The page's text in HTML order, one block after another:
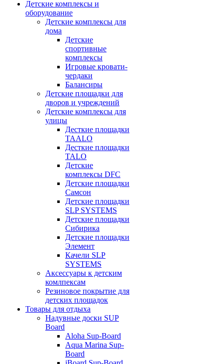
Детские комплексы и
оборудование
Детские комплексы для
дома
Детские
спортивные
комплексы
Игровые кровати-
чердаки
Балансиры
Детские площадки для
дворов и учреждений
Детские комплексы для
улицы
Десткие площадки
TAALO
Десткие площадки
TALO
Детские
комплексы DFC
Детские площадки
Самсон
Детские площадки
SLP SYSTEMS
Детские площадки
Сибирика
Детские площадки
Элемент
Качели SLP
SYSTEMS
Аксессуары к детским
комлпексам
Резиновое покрытие для
детских площадок
Товары для отдыха
Надувные доски SUP
Board
Aloha Sup-Board
Aqua Marina Sup-
Board